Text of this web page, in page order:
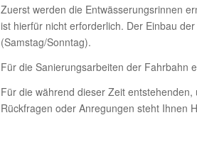
Zuerst werden die Entwässerungsrinnen
ist hierfür nicht erforderlich. Der Einbau
(Samstag/Sonntag).
Für die Sanierungsarbeiten der Fahrbahn
Für die während dieser Zeit
Rückfragen oder Anregungen steht Ihnen